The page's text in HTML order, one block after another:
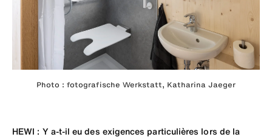
Photo : fotografische Werkstatt, Katharina Jaeger
HEWI : Y a-t-il eu des exigences particulières lors de la